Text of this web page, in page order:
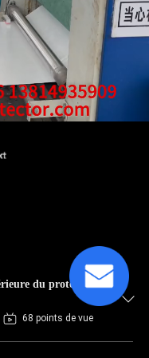
du protecteur
68 points de vue